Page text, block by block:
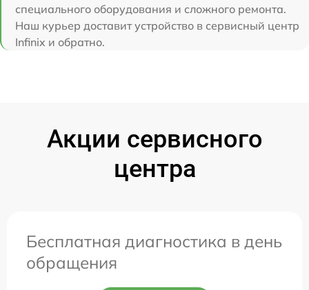
специального оборудования и сложного ремонта.
Наш курьер доставит устройство в сервисный центр
Infinix и обратно.
Акции сервисного
центра
Бесплатная диагностика в день
обращения